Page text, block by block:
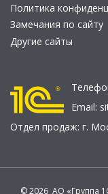
Политика
Замечания по сайту
Другие сайты
Email:
Отдел продаж: г.
© 2026 АО «Группа